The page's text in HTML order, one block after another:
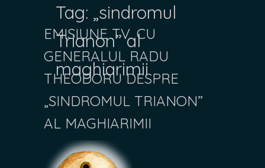
Tag: „sindromul
Trianon” al
maghiarimii
EMISIUNE TV. CU
GENERALUL RADU
THEODORU DESPRE
„SINDROMUL TRIANON”
AL MAGHIARIMII